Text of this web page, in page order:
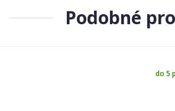
Podobné
do 5